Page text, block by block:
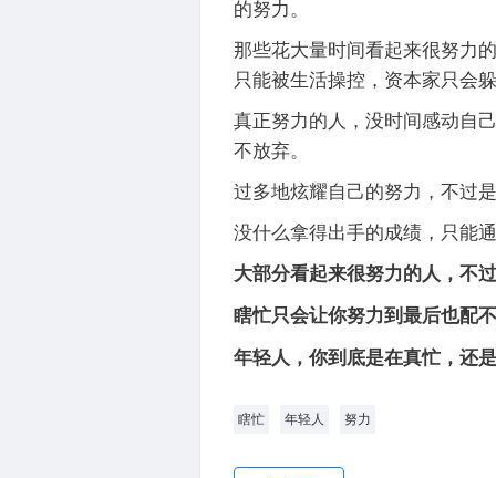
的努力。
那些花大量时间看起来很努力
只能被生活操控，资本家只会
真正努力的人，没时间感动自
不放弃。
过多地炫耀自己的努力，不过
没什么拿得出手的成绩，只能
大部分看起来很努力的人，不
瞎忙只会让你努力到最后也配
年轻人，你到底是在真忙，还
瞎忙 年轻人 努力